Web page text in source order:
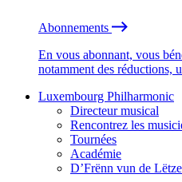
Abonnements
En vous abonnant, vous
notamment des réductions,
Luxembourg Philharmonic
Directeur musical
Rencontrez les
Tournées
Académie
D’Frënn vun de